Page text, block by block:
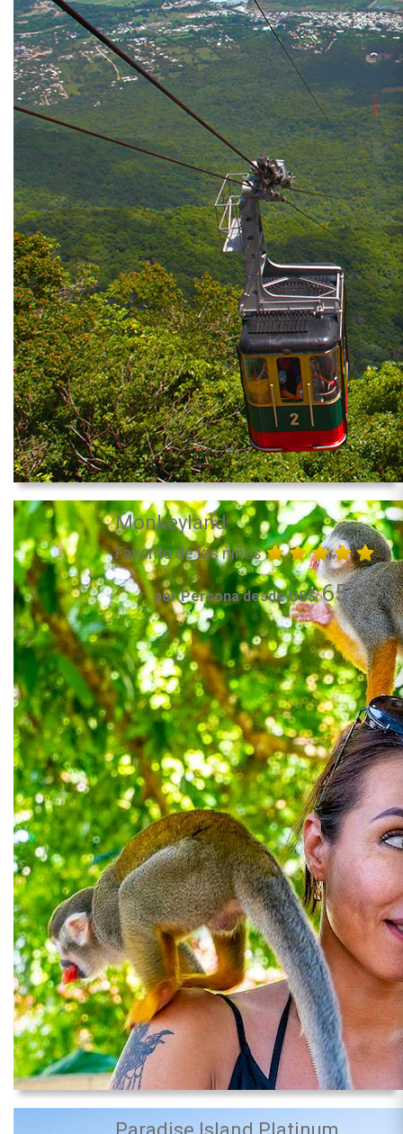
Monkeyland
Favorito de los niños
por Persona desde US$65.00